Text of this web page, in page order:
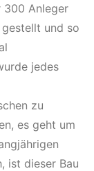
300 Anleger
und so
jedes
zu
es geht um
ist dieser Bau